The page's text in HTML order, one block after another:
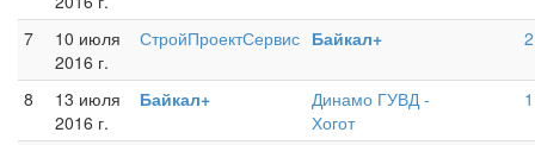
7
10 июля
2016 г.
СтройПроектСервис Байкал+
8
13 июля
2016 г.
Байкал+
Динамо ГУВД -
Хогот